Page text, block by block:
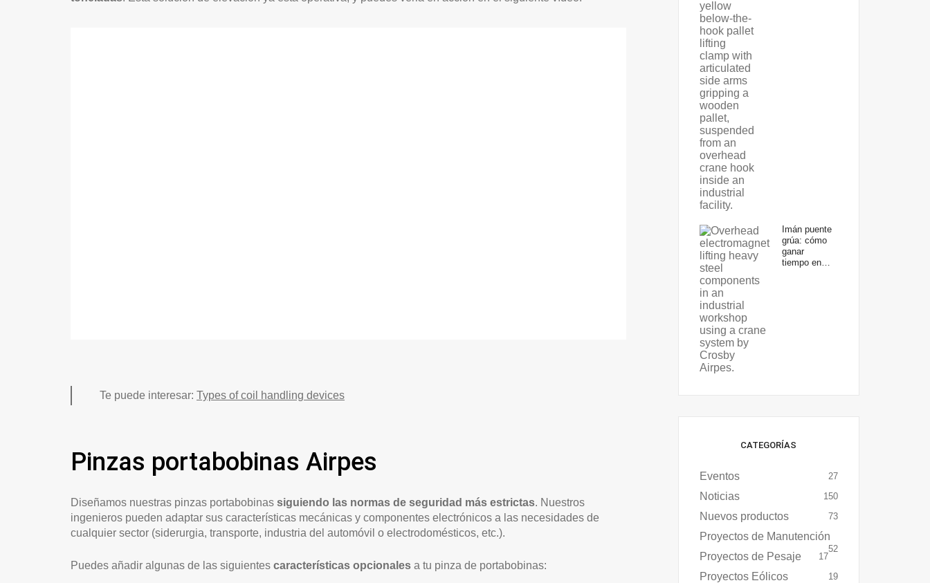
Te puede interesar: Types of coil handling devices
Pinzas portabobinas Airpes
Diseñamos nuestras pinzas portabobinas siguiendo las normas de seguridad más estrictas. Nuestros
ingenieros pueden adaptar sus características mecánicas y componentes electrónicos a las necesidades de
cualquier sector (siderurgia, transporte, industria del automóvil o electrodomésticos, etc.).
Puedes añadir algunas de las siguientes características opcionales a tu pinza de portabobinas:
Imán puente
grúa: cómo
ganar
tiempo en…
CATEGORÍAS
Eventos 27
Noticias 150
Nuevos productos 73
Proyectos de Manutención
52
Proyectos de Pesaje 17
Proyectos Eólicos 19